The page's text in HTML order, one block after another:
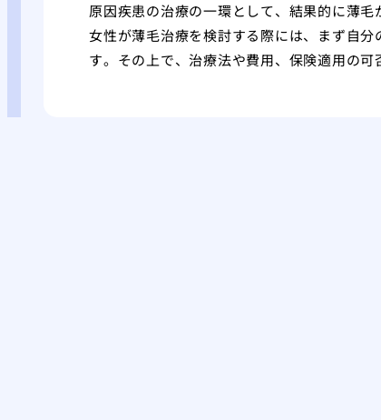
原因疾患の治療の一環として、結果的に薄
女性が薄毛治療を検討する際には、まず自
す。その上で、治療法や費用、保険適用の